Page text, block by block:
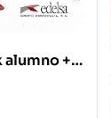
alumno +